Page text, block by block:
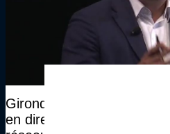
Girondins4Ever -
en direct avec les